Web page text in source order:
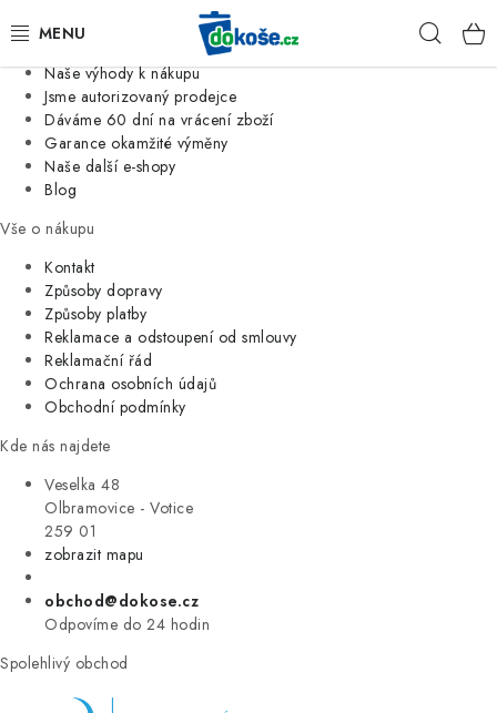
Jsme tradiční česká firma
Naše výhody k nákupu
Jsme autorizovaný prodejce
Dáváme 60 dní na vrácení zboží
Garance okamžité výměny
Naše další e-shopy
Blog
Vše o nákupu
Kontakt
Způsoby dopravy
Způsoby platby
Reklamace a odstoupení od smlouvy
Reklamační řád
Ochrana osobních údajů
Obchodní podmínky
Kde nás najdete
Veselka 48
Olbramovice - Votice
259 01
zobrazit mapu
obchod@dokose.cz
Odpovíme do 24 hodin
Spolehlivý obchod
KOŠE
SÁČKY
KUCHYNĚ
ORGANIZACE
DOMÁCNOST
ÚKLID
VÝPRODEJ
ZNAČKY
Úvod Kontakt Blog
Moje objednávka